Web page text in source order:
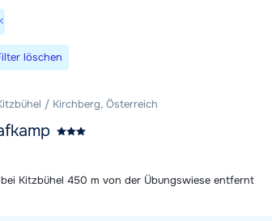
löschen
/ Kirchberg, Österreich
Kitzbühel 450 m von der Übungswiese entfernt